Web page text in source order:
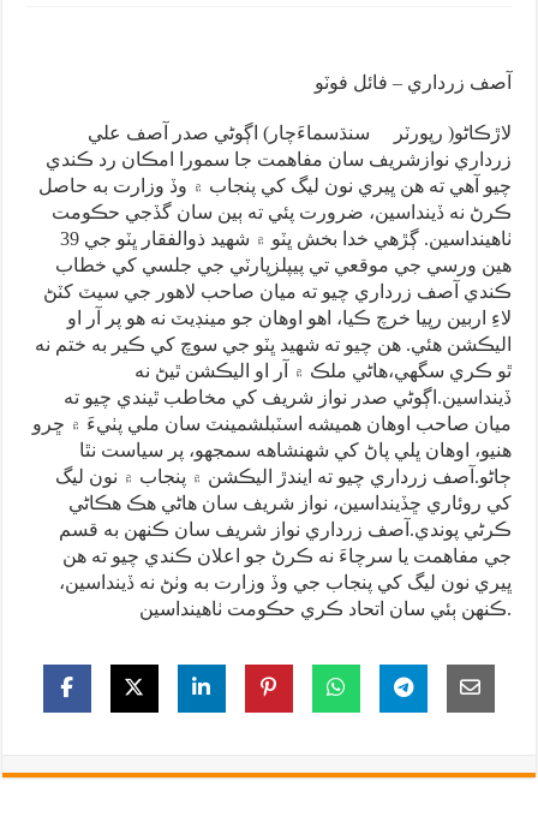
آصف زرداري – فائل فوٽو
لاڙڪاڻو( رپورٽر سنڌسماءَچار) اڳوڻي صدر آصف علي
زرداري نوازشريف سان مفاهمت جا سمورا امڪان رد ڪندي
چيو آهي ته هن ڀيري نون ليگ کي پنجاب ۾ وڏ وزارت به حاصل
ڪرڻ نه ڏينداسين، ضرورت پئي ته ٻين سان گڏجي حڪومت
ٺاهينداسين. ڳڙهي خدا بخش ڀٽو ۾ شهيد ذوالفقار ڀٽو جي 39
هين ورسي جي موقعي تي پيپلزپارٽي جي جلسي کي خطاب
ڪندي آصف زرداري چيو ته ميان صاحب لاهور جي سيٽ کٽڻ
لاءِ اربين رپيا خرچ ڪيا، اهو اوهان جو مينڊيٽ نه هو پر آر او
اليڪشن هئي. هن چيو ته شهيد ڀٽو جي سوچ کي ڪير به ختم نه
ٿو ڪري سگهي،هاڻي ملڪ ۾ آر او اليڪشن ٿيڻ نه
ڏينداسين.اڳوڻي صدر نواز شريف کي مخاطب ٿيندي چيو ته
ميان صاحب اوهان هميشه اسٽبلشمينٽ سان ملي پٺيءَ ۾ ڇرو
هنيو، اوهان ڀلي پاڻ کي شهنشاهه سمجهو، پر سياست نٿا
ڄاڻو.آصف زرداري چيو ته ايندڙ اليڪشن ۾ پنجاب ۾ نون ليگ
کي روئاري ڇڏينداسين، نواز شريف سان هاڻي هڪ هڪاڻي
ڪرڻي پوندي.آصف زرداري نواز شريف سان ڪنهن به قسم
جي مفاهمت يا سرچاءَ نه ڪرڻ جو اعلان ڪندي چيو ته هن
ڀيري نون ليگ کي پنجاب جي وڏ وزارت به وٺڻ نه ڏينداسين،
ڪنهن ٻئي سان اتحاد ڪري حڪومت ٺاهينداسين.